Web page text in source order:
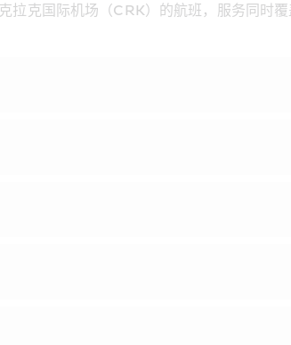
拉克国际机场（CRK）的航班，服务同时